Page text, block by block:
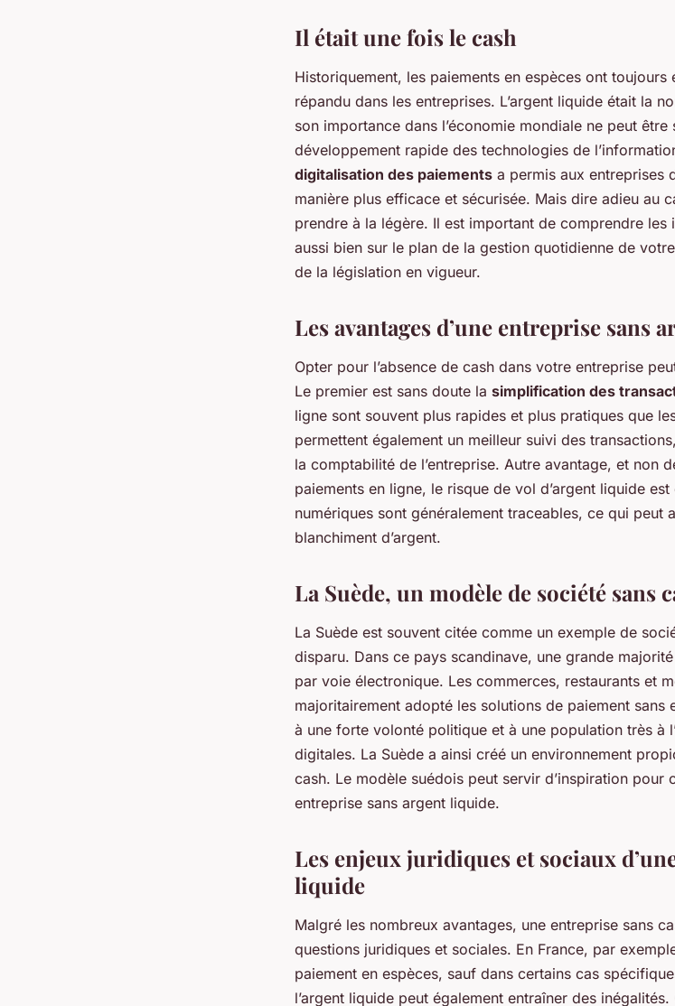
Il était une fois le cash
Historiquement, les paiements en espèces ont
répandu dans les entreprises. L’argent liquide était la
son importance dans l’économie mondiale ne peut
développement rapide des technologies de
digitalisation des paiements a permis aux entreprises
manière plus efficace et sécurisée. Mais dire adieu au
prendre à la légère. Il est important de comprendre les
aussi bien sur le plan de la gestion quotidienne de
de la législation en vigueur.
Les avantages d’une entreprise sans
Opter pour l’absence de cash dans votre entreprise
Le premier est sans doute la simplification des
ligne sont souvent plus rapides et plus pratiques que
permettent également un meilleur suivi des
la comptabilité de l’entreprise. Autre avantage, et non
paiements en ligne, le risque de vol d’argent liquide
numériques sont généralement traceables, ce qui peut
blanchiment d’argent.
La Suède, un modèle de société sans
La Suède est souvent citée comme un exemple de
disparu. Dans ce pays scandinave, une grande
par voie électronique. Les commerces, restaurants et
majoritairement adopté les solutions de paiement sans
à une forte volonté politique et à une population très à
digitales. La Suède a ainsi créé un environnement
cash. Le modèle suédois peut servir d’inspiration pour
entreprise sans argent liquide.
Les enjeux juridiques et sociaux
liquide
Malgré les nombreux avantages, une entreprise sans
questions juridiques et sociales. En France, par
paiement en espèces, sauf dans certains cas
l’argent liquide peut également entraîner des